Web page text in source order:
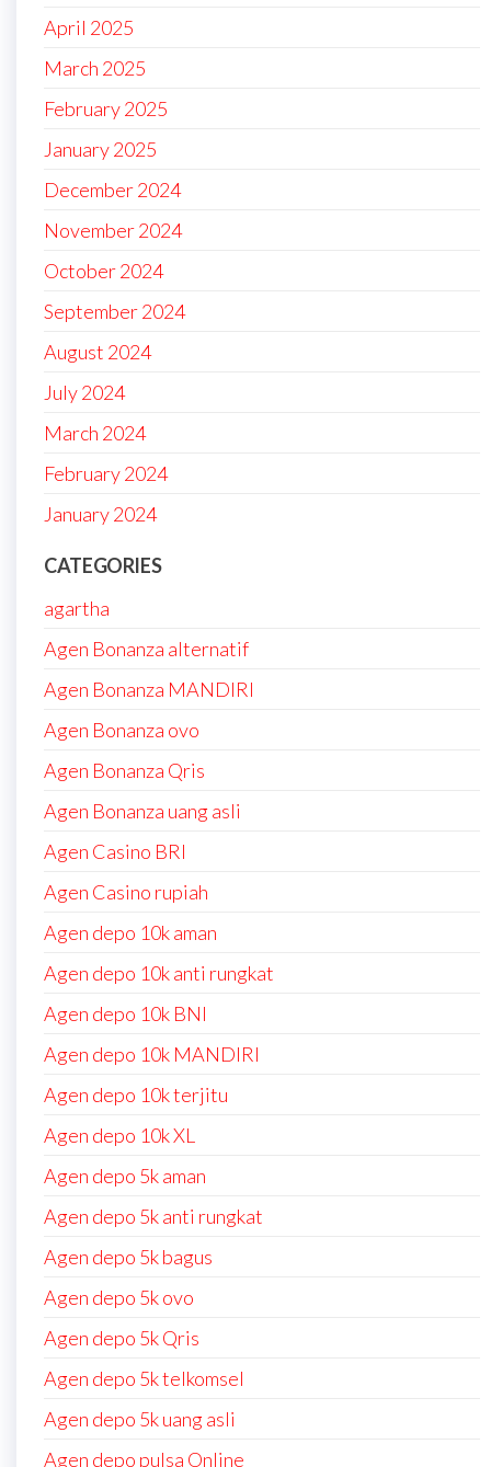
April 2025
March 2025
February 2025
January 2025
December 2024
November 2024
October 2024
September 2024
August 2024
July 2024
March 2024
February 2024
January 2024
CATEGORIES
agartha
Agen Bonanza alternatif
Agen Bonanza MANDIRI
Agen Bonanza ovo
Agen Bonanza Qris
Agen Bonanza uang asli
Agen Casino BRI
Agen Casino rupiah
Agen depo 10k aman
Agen depo 10k anti rungkat
Agen depo 10k BNI
Agen depo 10k MANDIRI
Agen depo 10k terjitu
Agen depo 10k XL
Agen depo 5k aman
Agen depo 5k anti rungkat
Agen depo 5k bagus
Agen depo 5k ovo
Agen depo 5k Qris
Agen depo 5k telkomsel
Agen depo 5k uang asli
Agen depo pulsa Online